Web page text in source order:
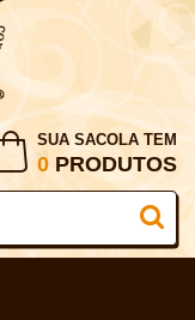
SUA SACOLA TEM
0 PRODUTOS